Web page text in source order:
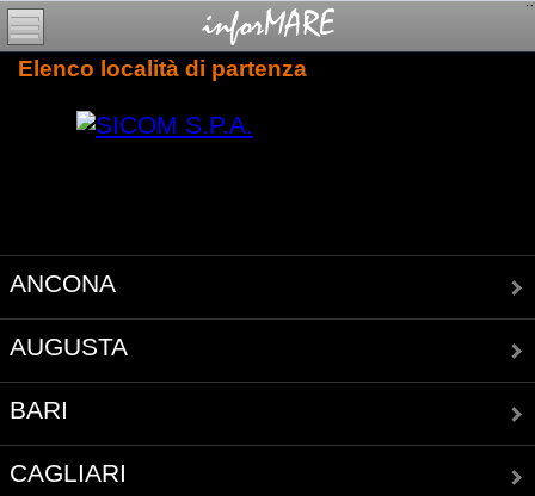
Elenco località di partenza
ANCONA
AUGUSTA
BARI
CAGLIARI